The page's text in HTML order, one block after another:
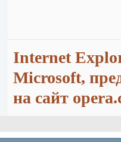
Internet
Microsoft,
на сайт